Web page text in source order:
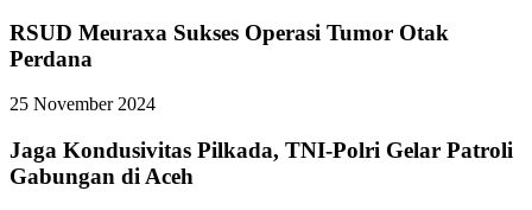
RSUD Meuraxa Sukses Operasi Tumor Otak
Perdana
25 November 2024
Jaga Kondusivitas Pilkada, TNI-Polri Gelar Patroli
Gabungan di Aceh